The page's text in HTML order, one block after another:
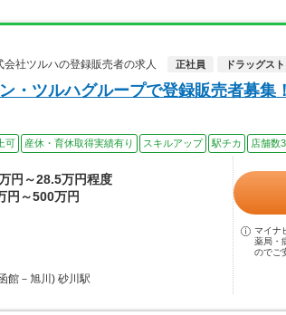
社ツルハの登録販売者の求人
正社員 ドラッグス
・ツルハグループで登録販売者募集
可 産休・育休取得実績有り スキルアップ 駅チカ 店舗数
円～28.5万円程度
円～500万円
館－旭川) 砂川駅
マイナ
薬局・
のでご